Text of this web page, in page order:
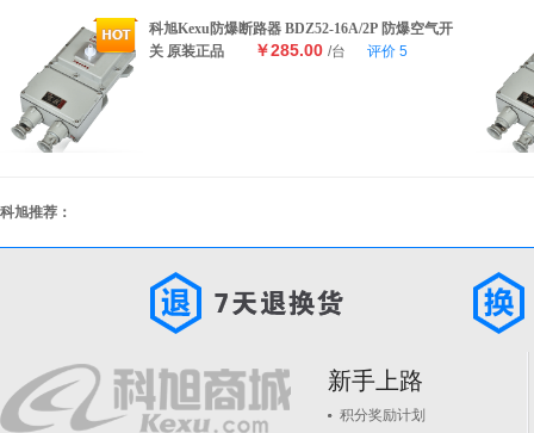
科旭Kexu防爆断路器 BDZ52-16A/2P 防爆空气开
关 原装正品
￥285.00 /台 评价 5
科旭推荐：
新手上路
积分奖励计划